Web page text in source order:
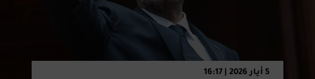
5 أيار 2026 | 16:17